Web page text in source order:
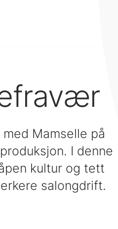
Mamselle på
I denne
kultur og tett
salongdrift.